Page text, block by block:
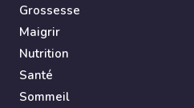
Grossesse
Maigrir
Nutrition
Santé
Sommeil